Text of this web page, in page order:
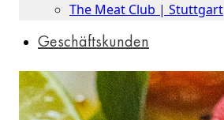
The Meat Club | Stuttgart
Geschäftskunden